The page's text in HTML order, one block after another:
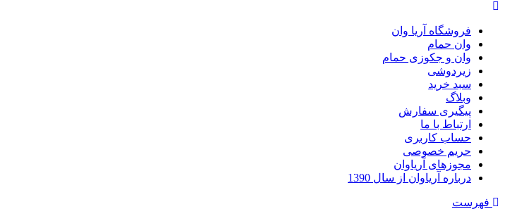
فروشگاه آریا وان
وان حمام
وان و جکوزی حمام
زیردوشی
سبد خرید
وبلاگ
پیگیری سفارش
ارتباط با ما
حساب کاربری
حریم خصوصی
مجوزهای آریاوان
درباره آریاوان از سال 1390
فهرست